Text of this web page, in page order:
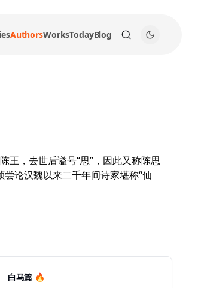
AuthorsWorksTodayBlog
王，去世后谥号“思”，因此又称陈思
论汉魏以来二千年间诗家堪称“仙
白马篇 🔥